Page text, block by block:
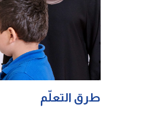
التعلم الإلكتروني